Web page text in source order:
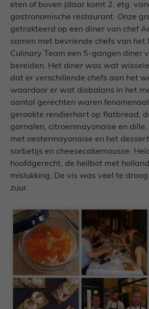
eten of boven (daar komt 2. etg.
gastronomische restaurant. Onze
getrakteerd op een diner van chef
samen met bevriende chefs van het
Culinary Team een 5-gangen diner
bereiden. Het diner was wat
dat er verschillende chefs aan het
waardoor er wat disbalans in het
aantal gerechten waren
gerookte rendierhart op flatbread,
garnalen, citroenmayonaise en
met oestermayonaise en het
sorbetijs en cheesecakemousse.
hoofdgerecht, de heilbot met
mislukking. De vis was veel te
zuur.